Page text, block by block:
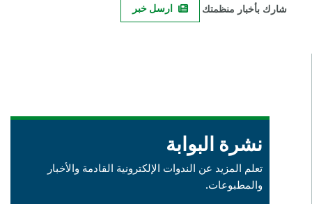
شارك بأخبار منظمتك ارسل خبر
نشرة البوابة
تعلم المزيد عن الندوات الإلكترونية القادمة والأخبار
والمطبوعات.